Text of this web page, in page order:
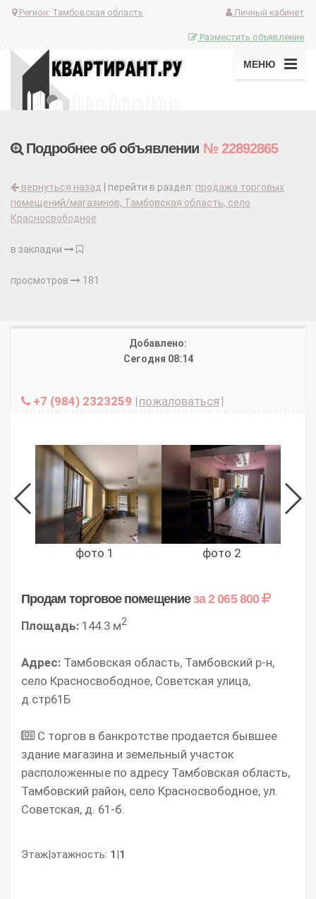
Регион: Тамбовская область Личный кабинет
Разместить объявление
МЕНЮ
Подробнее об объявлении № 22892865
вернуться назад | перейти в раздел: продажа торговых
помещений/магазинов, Тамбовская область, село
Красносвободное
в закладки
просмотров 181
Добавлено:
Сегодня 08:14
+7 (984) 2323259 | пожаловаться |
фото 1 фото 2
Продам торговое помещениеза 2 065 800
Площадь: 144.3 м2
Адрес: Тамбовская область, Тамбовский р-н,
село Красносвободное, Советская улица,
д.стр61Б
С торгов в банкротстве продается бывшее
здание магазина и земельный участок
расположенные по адресу Тамбовская область,
Тамбовский район, село Красносвободное, ул.
Советская, д. 61-б.
Этаж|этажность: 1 |1